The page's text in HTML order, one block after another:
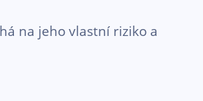
na jeho vlastní riziko a